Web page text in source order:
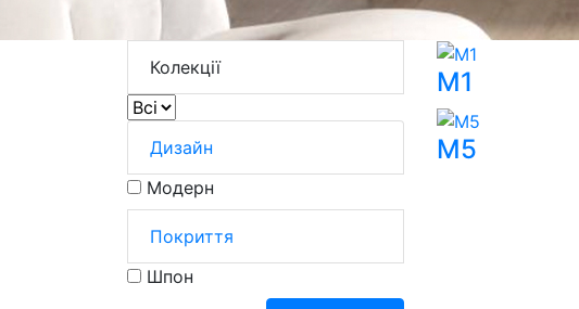
Колекції
Дизайн
Модерн
Покриття
Шпон
M1
M5